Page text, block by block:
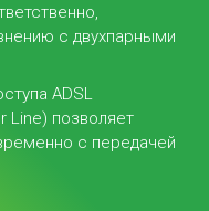
с двухпарными
ADSL
Line) позволяет
с передачей